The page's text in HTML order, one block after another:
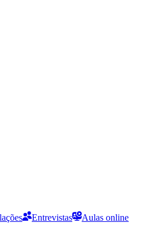
Entrevistas
Aulas online